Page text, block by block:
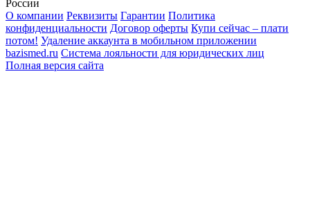
России
О компании Реквизиты Гарантии Политика
конфиденциальности Договор оферты Купи сейчас – плати
потом! Удаление аккаунта в мобильном приложении
bazismed.ru Система лояльности для юридических лиц
Полная версия сайта